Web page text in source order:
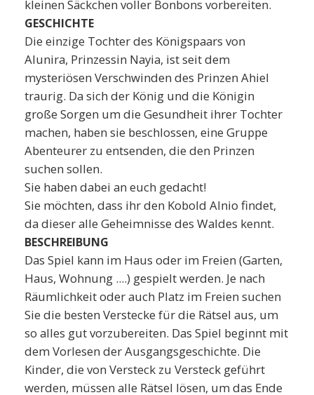
kleinen Säckchen voller Bonbons vorbereiten.
GESCHICHTE
Die einzige Tochter des Königspaars von
Alunira, Prinzessin Nayia, ist seit dem
mysteriösen Verschwinden des Prinzen Ahiel
traurig. Da sich der König und die Königin
große Sorgen um die Gesundheit ihrer Tochter
machen, haben sie beschlossen, eine Gruppe
Abenteurer zu entsenden, die den Prinzen
suchen sollen.
Sie haben dabei an euch gedacht!
Sie möchten, dass ihr den Kobold Alnio findet,
da dieser alle Geheimnisse des Waldes kennt.
BESCHREIBUNG
Das Spiel kann im Haus oder im Freien (Garten,
Haus, Wohnung ....) gespielt werden. Je nach
Räumlichkeit oder auch Platz im Freien suchen
Sie die besten Verstecke für die Rätsel aus, um
so alles gut vorzubereiten. Das Spiel beginnt mit
dem Vorlesen der Ausgangsgeschichte. Die
Kinder, die von Versteck zu Versteck geführt
werden, müssen alle Rätsel lösen, um das Ende